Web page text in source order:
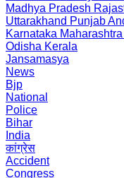
Madhya Pradesh
Uttarakhand Punjab
Karnataka Maharashtra
Odisha Kerala
Jansamasya
News
Bjp
National
Police
Bihar
India
कांग्रेस
Accident
Congress